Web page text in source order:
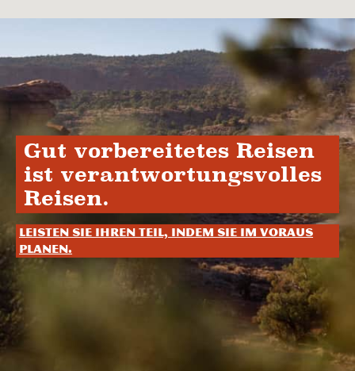
Gut vorbereitetes Reisen
ist verantwortungsvolles
Reisen.
Leisten Sie Ihren Teil, indem Sie im Voraus
planen.